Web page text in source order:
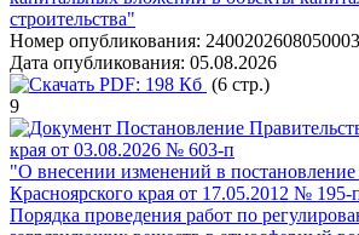
строительства"
Номер опубликования: 2400202608050003
Дата опубликования: 05.08.2026
PDF: 198 Кб (6 стр.)
9
Постановление
края от 03.08.2026 № 603-п
"О внесении изменений в постановление
Красноярского края от 17.05.2012 №
Порядка проведения работ по